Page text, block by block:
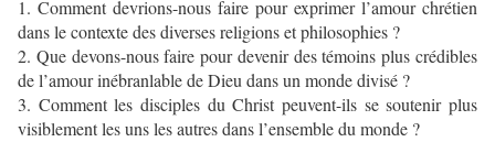
1. Comment devrions-nous faire pour exprimer l’amour chrétien
dans le contexte des diverses religions et philosophies ?
2. Que devons-nous faire pour devenir des témoins plus crédibles
de l’amour inébranlable de Dieu dans un monde divisé ?
3. Comment les disciples du Christ peuvent-ils se soutenir plus
visiblement les uns les autres dans l’ensemble du monde ?